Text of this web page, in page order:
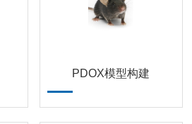
PDOX模型构建